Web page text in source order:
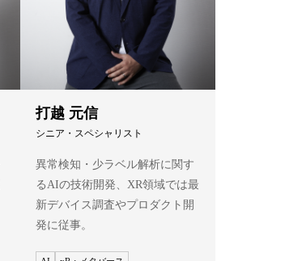
打越 元信
シニア・スペシャリスト
異常検知・少ラベル解析に関す
るAIの技術開発、XR領域では最
新デバイス調査やプロダクト開
発に従事。